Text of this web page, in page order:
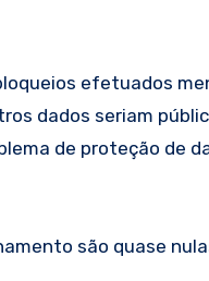
efetuados
dados seriam
de proteção de
são quase